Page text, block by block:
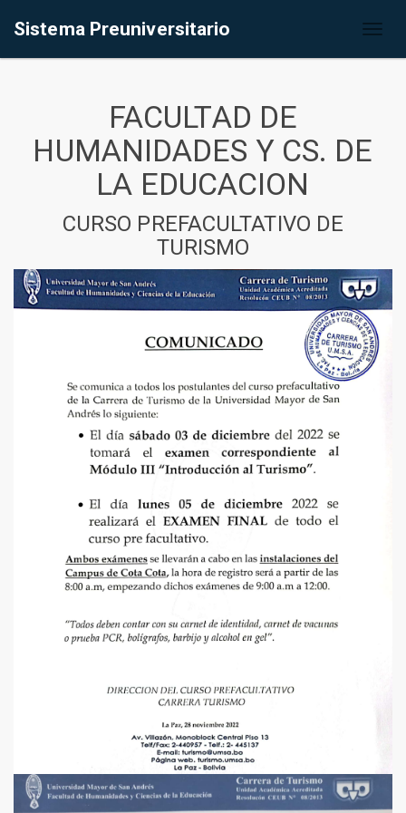
Sistema Preuniversitario
FACULTAD DE
HUMANIDADES Y CS. DE
LA EDUCACION
CURSO PREFACULTATIVO DE
TURISMO